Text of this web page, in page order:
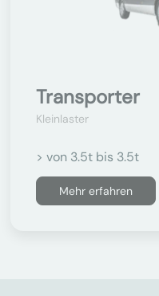
Transporter
Kleinlaster
> von 3.5t bis 3.5t
Mehr erfahren